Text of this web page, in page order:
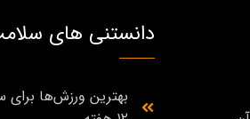
دانستنی های
بهترین ورزش‌ها